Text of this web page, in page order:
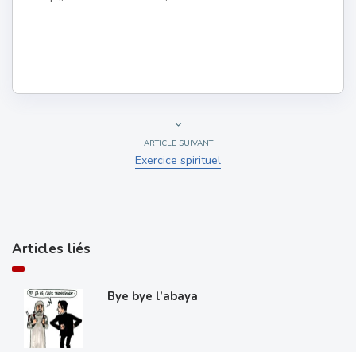
ARTICLE SUIVANT
Exercice spirituel
Articles liés
Bye bye l’abaya